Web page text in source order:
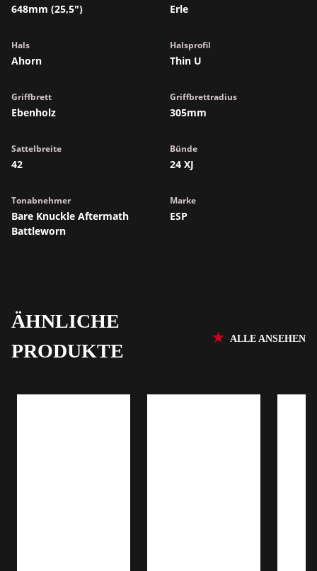
648mm (25,5") Erle
Hals
Ahorn
Halsprofil
Thin U
Griffbrett
Ebenholz
Griffbrettradius
305mm
Sattelbreite
42
Bünde
24 XJ
Tonabnehmer
Bare Knuckle Aftermath
Battleworn
Marke
ESP
ÄHNLICHE
PRODUKTE
ALLE ANSEHEN